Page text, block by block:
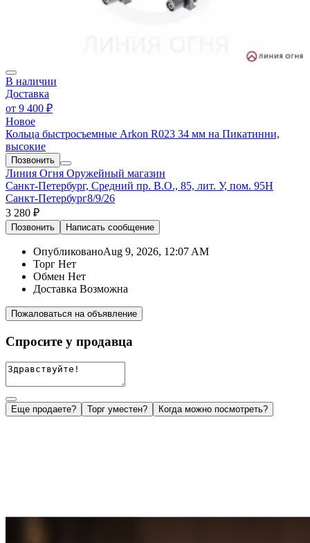
В наличии
Доставка
от 9 400 ₽
Новое
Кольца быстросъемные Arkon R023 34 мм на Пикатинни,
высокие
Позвонить
Линия Огня Оружейный магазин
Санкт-Петербург, Средний пр. В.О., 85, лит. У, пом. 95Н
Санкт-Петербург8/9/26
3 280 ₽
Позвонить Написать сообщение
ОпубликованоAug 9, 2026, 12:07 AM
Торг Нет
Обмен Нет
Доставка Возможна
Пожаловаться на объявление
Спросите у продавца
Еще продаете? Торг уместен? Когда можно посмотреть?